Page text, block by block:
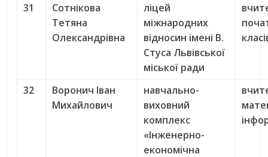
31
Сотнікова
Тетяна
Олександрівна
ліцей
міжнародних
відносин імені В.
Стуса Львівської
міської ради
32
Воронич Іван
Михайлович
навчально-
виховний
комплекс
«Інженерно-
економічна